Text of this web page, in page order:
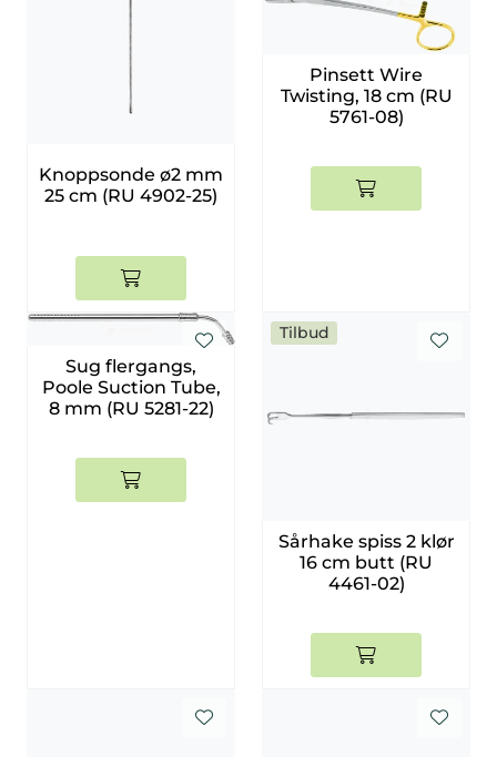
Knoppsonde ø2 mm
25 cm (RU 4902-25)
Pinsett Wire
Twisting, 18 cm (RU
5761-08)
Sug flergangs,
Poole Suction Tube,
8 mm (RU 5281-22)
Tilbud
Sårhake spiss 2 klør
16 cm butt (RU
4461-02)